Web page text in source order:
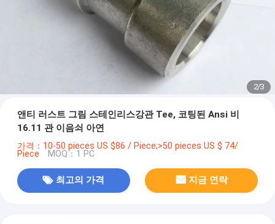
2/3
앤티 러스트 그림 스테인리스강관 Tee, 코팅된 Ansi 비
16.11 관 이음쇠 아연
가격：10-50 pieces US $86 / Piece;>50 pieces US $ 74/
Piece MOQ：1 PC
최고의 가격 지금 연락